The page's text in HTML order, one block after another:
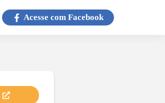
Acesse com Facebook